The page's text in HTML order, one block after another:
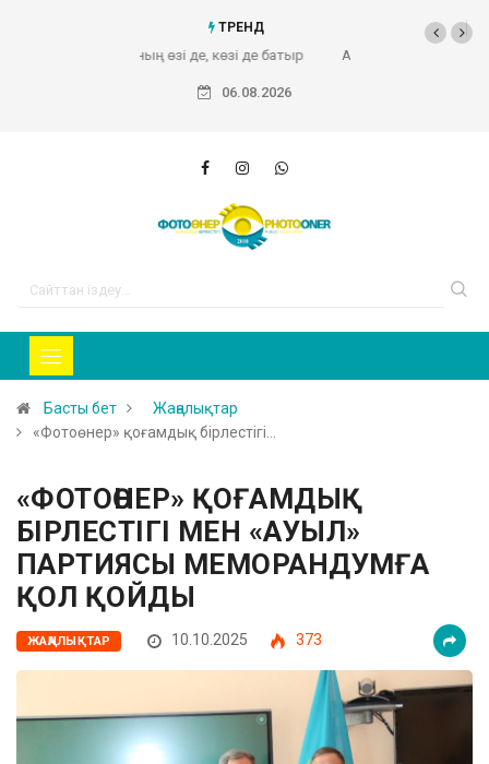
ТРЕНД
Абайдың туған жері (Фоторепортаж)
06.08.2026
Басты бет
Жаңалықтар
«Фотоөнер» қоғамдық бірлестігі…
«ФОТОӨНЕР» ҚОҒАМДЫҚ
БІРЛЕСТІГІ МЕН «АУЫЛ»
ПАРТИЯСЫ МЕМОРАНДУМҒА
ҚОЛ ҚОЙДЫ
ЖАҢАЛЫҚТАР 10.10.2025 373